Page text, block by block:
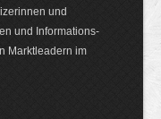
und
und Informations­
Markt­leadern im